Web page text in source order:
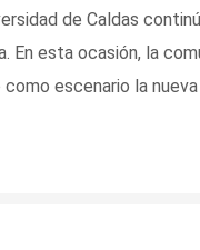
de Caldas
En esta ocasión, la
escenario la